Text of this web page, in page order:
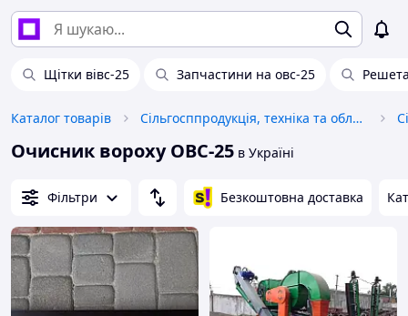
Щітки вівс-25 Запчастини на овс-25
Каталог товарів Сільгосппродукція, техніка та обладнання
Очисник вороху ОВС-25 в Україні
Фільтри Безкоштовна доставка